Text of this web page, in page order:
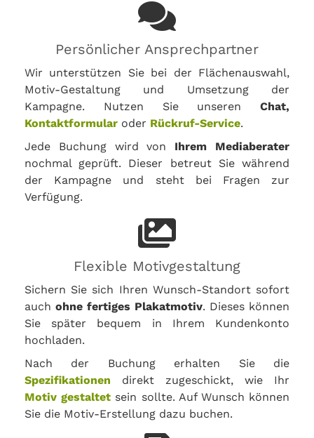
Persönlicher Ansprechpartner
Wir unterstützen Sie bei der Flächenauswahl,
Motiv-Gestaltung und Umsetzung der
Kampagne. Nutzen Sie unseren Chat,
Kontaktformular oder Rückruf-Service.
Jede Buchung wird von Ihrem Mediaberater
nochmal geprüft. Dieser betreut Sie während
der Kampagne und steht bei Fragen zur
Verfügung.
Flexible Motivgestaltung
Sichern Sie sich Ihren Wunsch-Standort sofort
auch ohne fertiges Plakatmotiv. Dieses können
Sie später bequem in Ihrem Kundenkonto
hochladen.
Nach der Buchung erhalten Sie die
Spezifikationen direkt zugeschickt, wie Ihr
Motiv gestaltet sein sollte. Auf Wunsch können
Sie die Motiv-Erstellung dazu buchen.